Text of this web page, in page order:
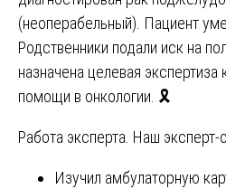
(неоперабельный). Пациент
Родственники подали иск на
назначена целевая
помощи в онкологии. 🎗️
Работа эксперта. Наш эксперт-
Изучил амбулаторную